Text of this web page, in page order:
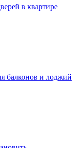
в квартире
балконов и лоджий